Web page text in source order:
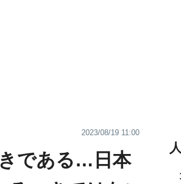
2023/08/19 11:00
である…日本